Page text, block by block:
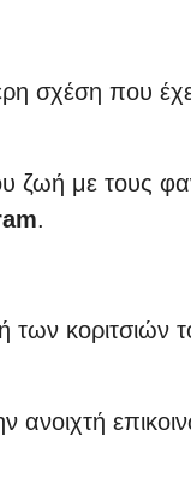
σχέση που
ζωή με τους
.
των κοριτσιών
ανοιχτή